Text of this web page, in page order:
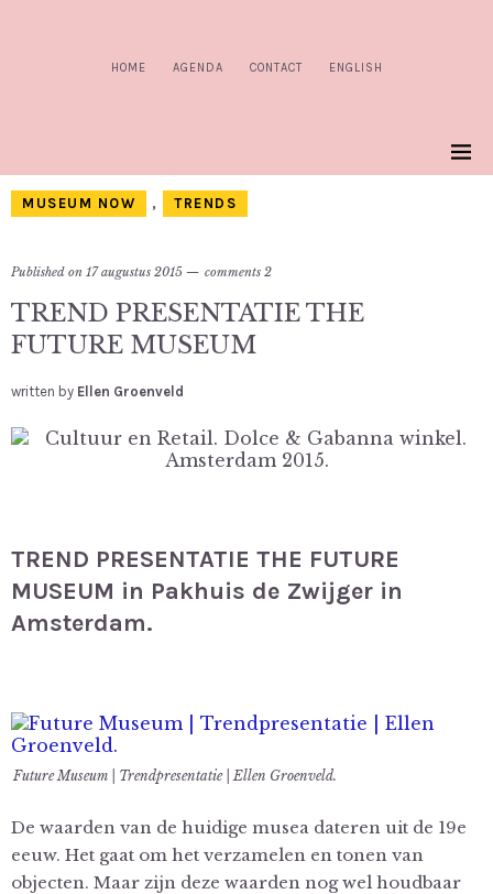
HOME AGENDA CONTACT ENGLISH
MUSEUM NOW , TRENDS
Published on 17 augustus 2015 comments 2
TREND PRESENTATIE THE
FUTURE MUSEUM
written by Ellen Groenveld
TREND PRESENTATIE THE FUTURE
MUSEUM in Pakhuis de Zwijger in
Amsterdam.
Future Museum | Trendpresentatie | Ellen Groenveld.
De waarden van de huidige musea dateren uit de 19e
eeuw. Het gaat om het verzamelen en tonen van
objecten. Maar zijn deze waarden nog wel houdbaar